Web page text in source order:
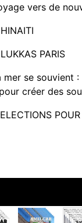
vers de
PARIS
mer se souvient
créer des